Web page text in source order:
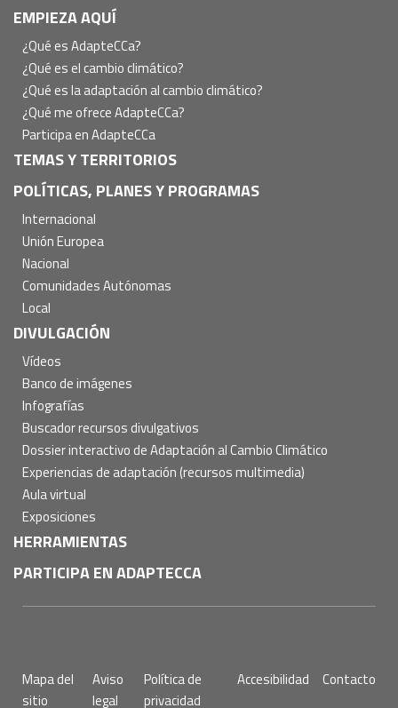
Navegación
principal
EMPIEZA AQUÍ
¿Qué es AdapteCCa?
¿Qué es el cambio climático?
¿Qué es la adaptación al cambio climático?
¿Qué me ofrece AdapteCCa?
Participa en AdapteCCa
TEMAS Y TERRITORIOS
POLÍTICAS, PLANES Y PROGRAMAS
Internacional
Unión Europea
Nacional
Comunidades Autónomas
Local
DIVULGACIÓN
Vídeos
Banco de imágenes
Infografías
Buscador recursos divulgativos
Dossier interactivo de Adaptación al Cambio Climático
Experiencias de adaptación (recursos multimedia)
Aula virtual
Exposiciones
HERRAMIENTAS
PARTICIPA EN ADAPTECCA
de
Mapa del
sitio
Aviso
legal
Política de
privacidad
Accesibilidad Contacto